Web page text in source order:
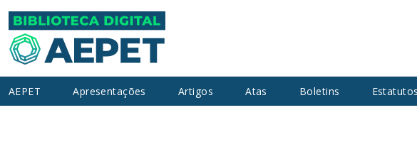
AEPET Apresentações Artigos Atas Boletins Estatutos